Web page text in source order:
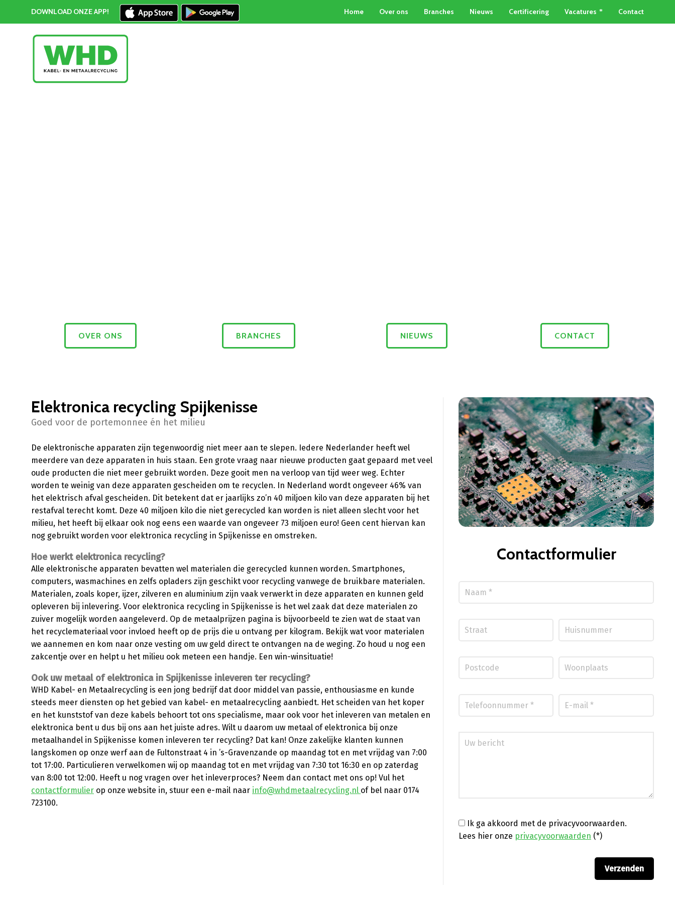
DOWNLOAD ONZE APP! Home Over ons Branches Nieuws Certificering Vacatures Contact
OVER ONS BRANCHES NIEUWS CONTACT
Elektronica recycling Spijkenisse
Goed voor de portemonnee én het milieu
De elektronische apparaten zijn tegenwoordig niet meer aan te slepen. Iedere Nederlander heeft wel
meerdere van deze apparaten in huis staan. Een grote vraag naar nieuwe producten gaat gepaard met veel
oude producten die niet meer gebruikt worden. Deze gooit men na verloop van tijd weer weg. Echter
worden te weinig van deze apparaten gescheiden om te recyclen. In Nederland wordt ongeveer 46% van
het elektrisch afval gescheiden. Dit betekent dat er jaarlijks zo’n 40 miljoen kilo van deze apparaten bij het
restafval terecht komt. Deze 40 miljoen kilo die niet gerecycled kan worden is niet alleen slecht voor het
milieu, het heeft bij elkaar ook nog eens een waarde van ongeveer 73 miljoen euro! Geen cent hiervan kan
nog gebruikt worden voor elektronica recycling in Spijkenisse en omstreken.
Hoe werkt elektronica recycling?
Alle elektronische apparaten bevatten wel materialen die gerecycled kunnen worden. Smartphones,
computers, wasmachines en zelfs opladers zijn geschikt voor recycling vanwege de bruikbare materialen.
Materialen, zoals koper, ijzer, zilveren en aluminium zijn vaak verwerkt in deze apparaten en kunnen geld
opleveren bij inlevering. Voor elektronica recycling in Spijkenisse is het wel zaak dat deze materialen zo
zuiver mogelijk worden aangeleverd. Op de metaalprijzen pagina is bijvoorbeeld te zien wat de staat van
het recyclemateriaal voor invloed heeft op de prijs die u ontvang per kilogram. Bekijk wat voor materialen
we aannemen en kom naar onze vesting om uw geld direct te ontvangen na de weging. Zo houd u nog een
zakcentje over en helpt u het milieu ook meteen een handje. Een win-winsituatie!
Ook uw metaal of elektronica in Spijkenisse inleveren ter recycling?
WHD Kabel- en Metaalrecycling is een jong bedrijf dat door middel van passie, enthousiasme en kunde
steeds meer diensten op het gebied van kabel- en metaalrecycling aanbiedt. Het scheiden van het koper
en het kunststof van deze kabels behoort tot ons specialisme, maar ook voor het inleveren van metalen en
elektronica bent u dus bij ons aan het juiste adres. Wilt u daarom uw metaal of elektronica bij onze
metaalhandel in Spijkenisse komen inleveren ter recycling? Dat kan! Onze zakelijke klanten kunnen
langskomen op onze werf aan de Fultonstraat 4 in ’s-Gravenzande op maandag tot en met vrijdag van 7:00
tot 17:00. Particulieren verwelkomen wij op maandag tot en met vrijdag van 7:30 tot 16:30 en op zaterdag
van 8:00 tot 12:00. Heeft u nog vragen over het inleverproces? Neem dan contact met ons op! Vul het
contactformulier op onze website in, stuur een e-mail naar info@whdmetaalrecycling.nl of bel naar 0174
723100.
Contactformulier
Ik ga akkoord met de privacyvoorwaarden.
Lees hier onze privacyvoorwaarden (*)